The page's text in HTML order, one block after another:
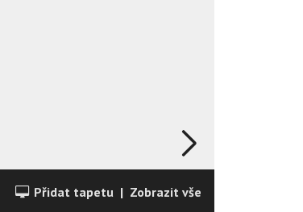
Přidat tapetu | Zobrazit vše